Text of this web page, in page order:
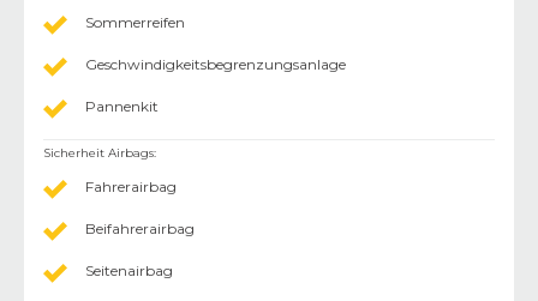
Sommerreifen
Geschwindigkeitsbegrenzungsanlage
Pannenkit
Sicherheit Airbags:
Fahrerairbag
Beifahrerairbag
Seitenairbag